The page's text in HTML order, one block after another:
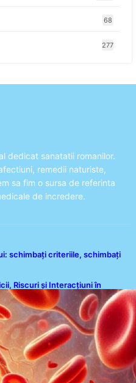
68
277
dedicat sanatatii romanilor.
remedii naturiste,
sa fim o sursa de referinta
de incredere.
schimbați criteriile, schimbați
Riscuri și Interacțiuni în